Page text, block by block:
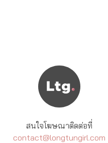
สนใจโฆษณาติดต่อที่
contact@longtungirl.com